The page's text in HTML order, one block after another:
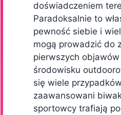
doświadczeniem
Paradoksalnie to
pewność siebie i
mogą prowadzić do
pierwszych objawów
środowisku
się wiele
zaawansowani
sportowcy trafiają